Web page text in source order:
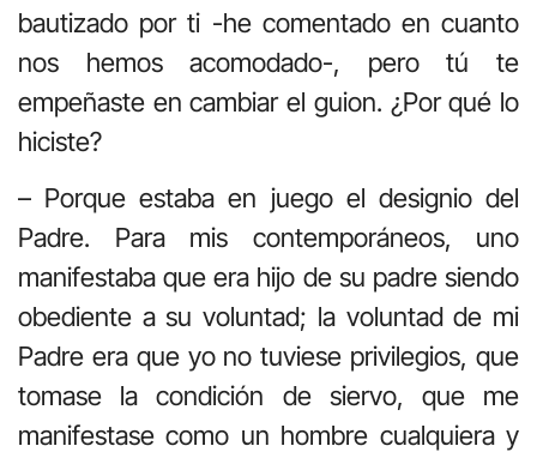
bautizado por ti -he comentado en cuanto
nos hemos acomodado-, pero tú te
empeñaste en cambiar el guion. ¿Por qué lo
hiciste?
– Porque estaba en juego el designio del
Padre. Para mis contemporáneos, uno
manifestaba que era hijo de su padre siendo
obediente a su voluntad; la voluntad de mi
Padre era que yo no tuviese privilegios, que
tomase la condición de siervo, que me
manifestase como un hombre cualquiera y